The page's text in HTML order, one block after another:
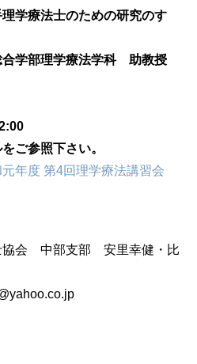
学療法士のための研究のすゝ
合学部理学療法学科 助教授
ご参照下さい。
年度 第4回理学療法講習会
協会 中部支部 安里幸健・比